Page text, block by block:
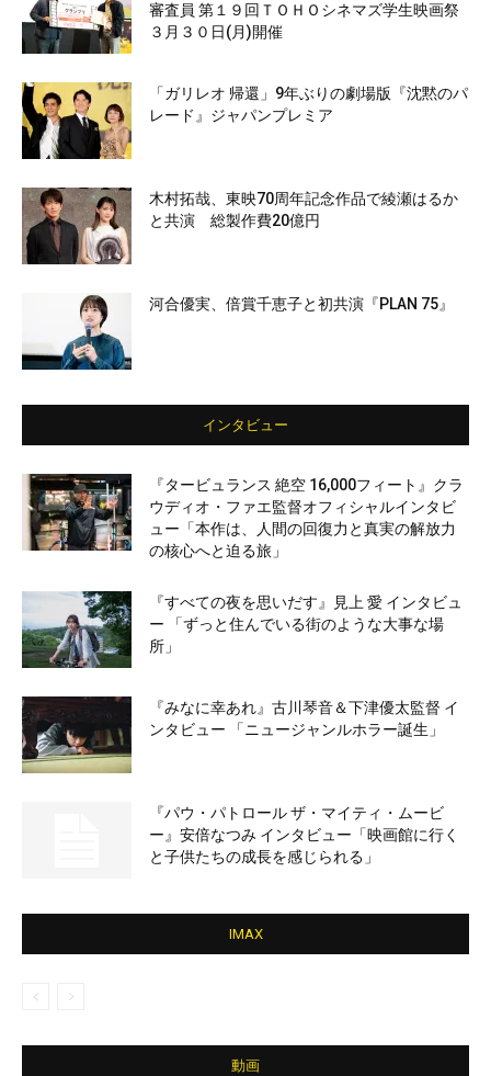
審査員 第１９回ＴＯＨＯシネマズ学生映画祭
３月３０日(月)開催
「ガリレオ 帰還」9年ぶりの劇場版『沈黙のパ
レード』ジャパンプレミア
木村拓哉、東映70周年記念作品で綾瀬はるか
と共演 総製作費20億円
河合優実、倍賞千恵子と初共演『PLAN 75』
インタビュー
『タービュランス 絶空 16,000フィート』クラ
ウディオ・ファエ監督オフィシャルインタビ
ュー「本作は、人間の回復力と真実の解放力
の核心へと迫る旅」
『すべての夜を思いだす』見上 愛 インタビュ
ー 「ずっと住んでいる街のような大事な場
所」
『みなに幸あれ』古川琴音＆下津優太監督 イ
ンタビュー 「ニュージャンルホラー誕生」
『パウ・パトロール ザ・マイティ・ムービ
ー』安倍なつみ インタビュー「映画館に行く
と子供たちの成長を感じられる」
IMAX
動画